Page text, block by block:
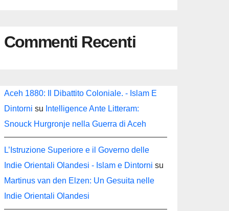
Commenti Recenti
Aceh 1880: Il Dibattito Coloniale. - Islam E
Dintorni su Intelligence Ante Litteram:
Snouck Hurgronje nella Guerra di Aceh
L’Istruzione Superiore e il Governo delle
Indie Orientali Olandesi - Islam e Dintorni su
Martinus van den Elzen: Un Gesuita nelle
Indie Orientali Olandesi